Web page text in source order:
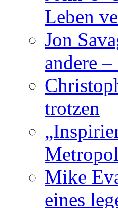
Leben
Jon
andere
trotzen
Mike
eines